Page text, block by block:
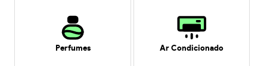
Perfumes Ar Condicionado